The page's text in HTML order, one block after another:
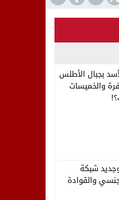
بجبال الأطلس
والخميسات
شبكة
والقوادة